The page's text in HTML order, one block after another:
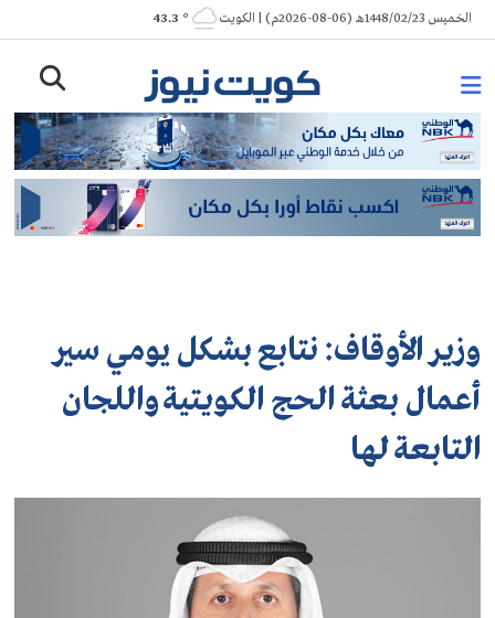
Skip
to
الخميس 1448/02/23هـ (06-08-2026م) | الكويت ° 43.3
وزير الأوقاف: نتابع بشكل يومي سير
أعمال بعثة الحج الكويتية واللجان
التابعة لها